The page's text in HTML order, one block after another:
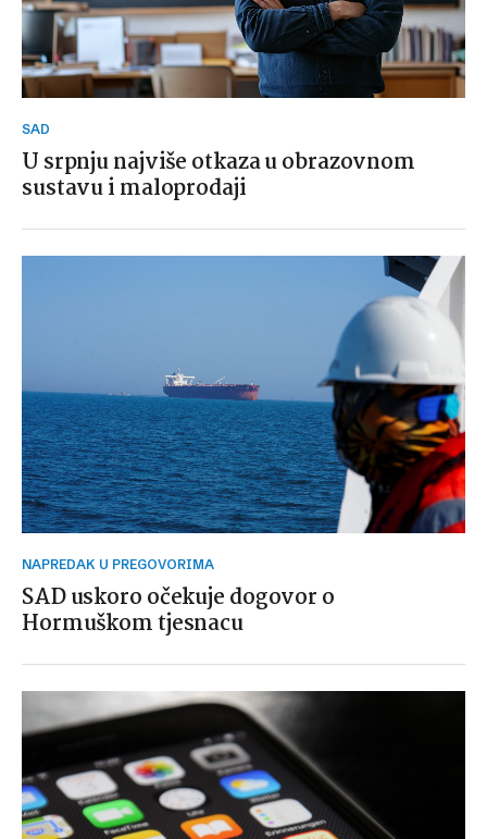
SAD
U srpnju najviše otkaza u obrazovnom
sustavu i maloprodaji
NAPREDAK U PREGOVORIMA
SAD uskoro očekuje dogovor o
Hormuškom tjesnacu